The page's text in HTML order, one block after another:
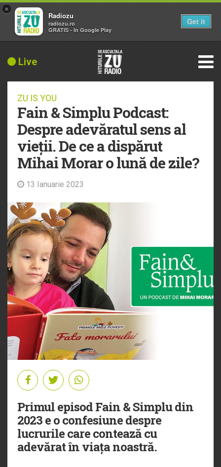
Live
ZU IS YOU
Fain & Simplu Podcast:
Despre adevăratul sens al
vieții. De ce a dispărut
Mihai Morar o lună de zile?
13 Ianuarie 2023
Primul episod Fain & Simplu din
2023 e o confesiune despre
lucrurile care contează cu
adevărat în viața noastră.
×
Radiozu
radiozu.ro
GRATIS - In Google Play
Get it